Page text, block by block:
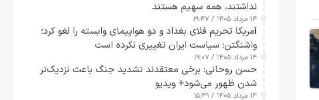
نداشتند، همه سهیم هستند
۱۴ مرداد ۱۴۰۵ / ۱۹:۴۷
آمریکا تحریم فلای بغداد و دو هواپیمای وابسته را لغو کرد؛
واشنگتن: سیاست ایران تغییری نکرده است
۱۴ مرداد ۱۴۰۵ / ۱۹:۰۷
حسن روحانی: برخی معتقدند تشدید جنگ باعث نزدیک‌تر
شدن ظهور می‌شود+ ویدیو
۱۴ مرداد ۱۴۰۵ / ۱۵:۴۹